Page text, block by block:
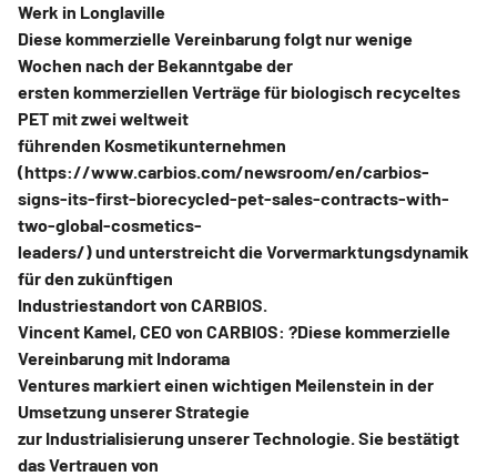
Werk in Longlaville
Diese kommerzielle Vereinbarung folgt nur wenige
Wochen nach der Bekanntgabe der
ersten kommerziellen Verträge für biologisch recyceltes
PET mit zwei weltweit
führenden Kosmetikunternehmen
(https://www.carbios.com/newsroom/en/carbios-
signs-its-first-biorecycled-pet-sales-contracts-with-
two-global-cosmetics-
leaders/) und unterstreicht die Vorvermarktungsdynamik
für den zukünftigen
Industriestandort von CARBIOS.
Vincent Kamel, CEO von CARBIOS: ?Diese kommerzielle
Vereinbarung mit Indorama
Ventures markiert einen wichtigen Meilenstein in der
Umsetzung unserer Strategie
zur Industrialisierung unserer Technologie. Sie bestätigt
das Vertrauen von